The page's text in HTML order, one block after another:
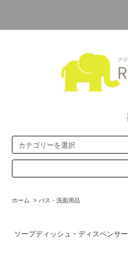
ホーム > バス・洗面用品
ソープディッシュ・ディスペンサー